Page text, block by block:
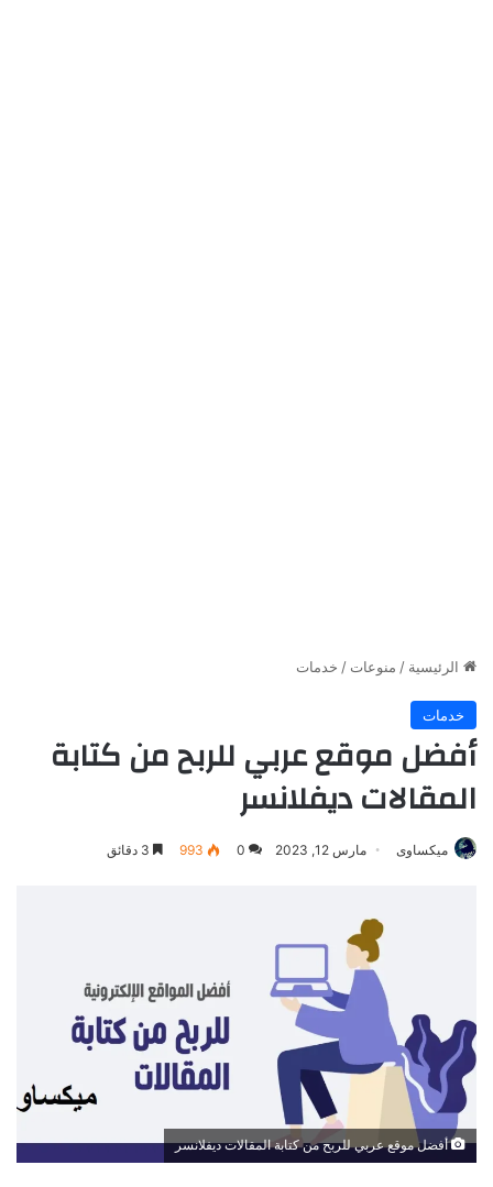
الرئيسية / منوعات / خدمات
خدمات
أفضل موقع عربي للربح من كتابة
المقالات ديفلانسر
ميكساوى مارس 12, 2023 0
993
أفضل موقع عربي للربح من كتابة المقالات ديفلانسر